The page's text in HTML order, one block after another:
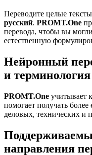
Переводите целые
русский. PROMT.One
перевода, чтобы вы
естественную
Нейронный
и терминология
PROMT.One учитывает
помогает получать
деловых, технических и
направления